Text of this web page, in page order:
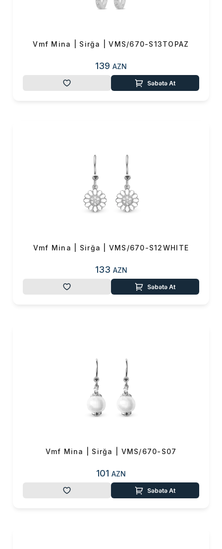
Vmf Mina | Sirğa | VMS/670-S13TOPAZ
139 AZN
Səbətə At
Vmf Mina | Sirğa | VMS/670-S12WHITE
133 AZN
Səbətə At
Vmf Mina | Sirğa | VMS/670-S07
101 AZN
Səbətə At
Yekun məbləğ 0 ₼
OK